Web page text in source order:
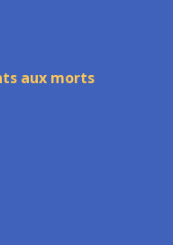
aux morts